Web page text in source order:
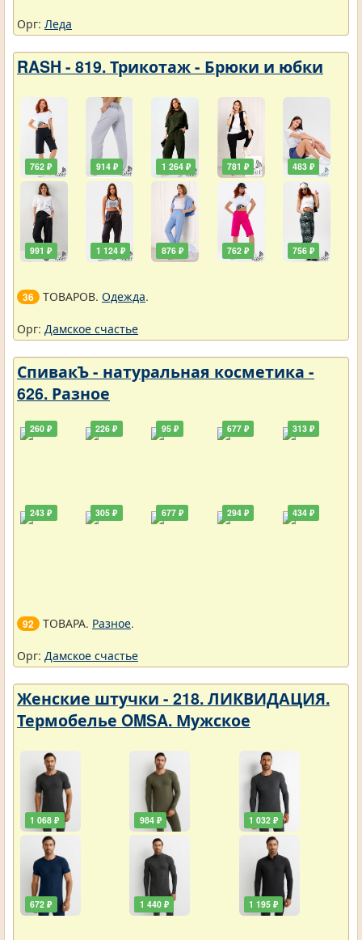
Орг: Леда
RASH - 819. Трикотаж - Брюки и юбки
762 ₽
991 ₽
914 ₽
1 124 ₽
1 264 ₽
876 ₽
781 ₽
762 ₽
483 ₽
756 ₽
36 ТОВАРОВ. Одежда.
Орг: Дамское счастье
СпивакЪ - натуральная косметика -
626. Разное
260 ₽
243 ₽
226 ₽
305 ₽
95 ₽
677 ₽
677 ₽
294 ₽
313 ₽
434 ₽
92 ТОВАРА. Разное.
Орг: Дамское счастье
Женские штучки - 218. ЛИКВИДАЦИЯ.
Термобелье OMSA. Мужское
1 068 ₽
672 ₽
984 ₽
1 440 ₽
1 032 ₽
1 195 ₽